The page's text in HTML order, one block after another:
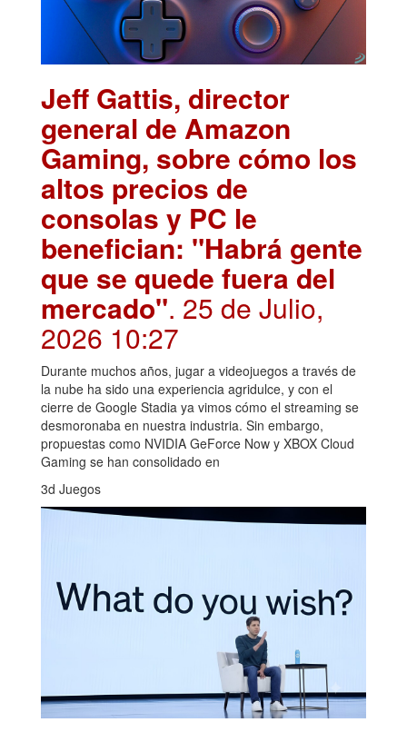
Jeff Gattis, director
general de Amazon
Gaming, sobre cómo los
altos precios de
consolas y PC le
benefician: "Habrá gente
que se quede fuera del
mercado". 25 de Julio,
2026 10:27
Durante muchos años, jugar a videojuegos a través de
la nube ha sido una experiencia agridulce, y con el
cierre de Google Stadia ya vimos cómo el streaming se
desmoronaba en nuestra industria. Sin embargo,
propuestas como NVIDIA GeForce Now y XBOX Cloud
Gaming se han consolidado en
3d Juegos